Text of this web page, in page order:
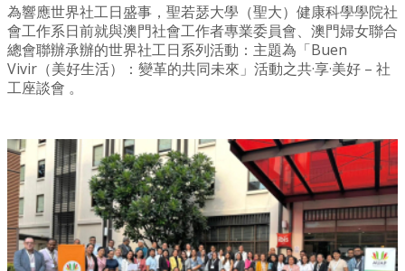
為響應世界社工日盛事，聖若瑟大學（聖大）健康科學學院社
會工作系日前就與澳門社會工作者專業委員會、澳門婦女聯合
總會聯辦承辦的世界社工日系列活動：主題為「Buen
Vivir（美好生活）：變革的共同未來」活動之共·享·美好 – 社
工座談會 。